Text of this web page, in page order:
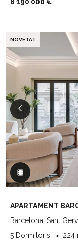
NOVETAT
APARTAMENT
Barcelona, Sant
5 Dormitoris
224